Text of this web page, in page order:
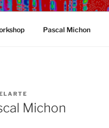
Pascal Michon
Michon